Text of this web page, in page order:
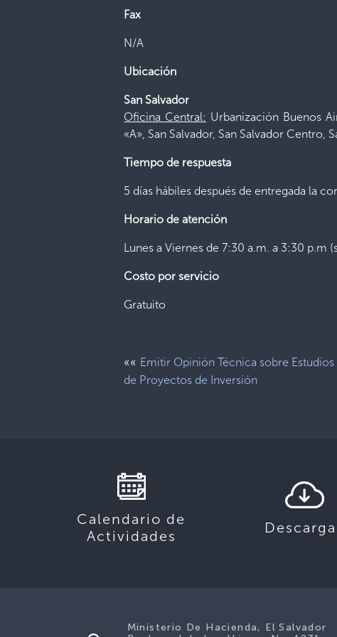
Fax
N/A
Ubicación
San Salvador
Oficina Central: Urbanización Buenos
«A», San Salvador, San Salvador Centro,
Tiempo de respuesta
5 días hábiles después de entregada la
Horario de atención
Lunes a Viernes de 7:30 a.m. a 3:30 p.m
Costo por servicio
Gratuito
«« Emitir Opinión Técnica sobre Estudios
de Proyectos de Inversión
Calendario de
Actividades
Ministerio De Hacienda, El Salvador